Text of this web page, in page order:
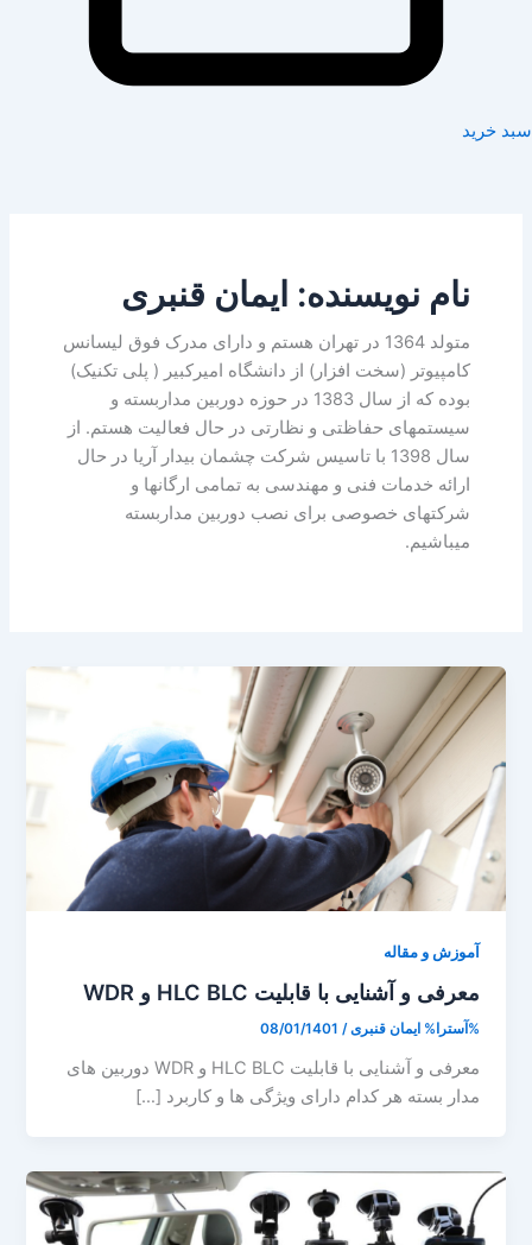
سبد خرید
نام نویسنده: ایمان قنبری
متولد 1364 در تهران هستم و دارای مدرک فوق لیسانس
کامپیوتر (سخت افزار) از دانشگاه امیرکبیر ( پلی تکنیک)
بوده که از سال 1383 در حوزه دوربین مداربسته و
سیستمهای حفاظتی و نظارتی در حال فعالیت هستم. از
سال 1398 با تاسیس شرکت چشمان بیدار آریا در حال
ارائه خدمات فنی و مهندسی به تمامی ارگانها و
شرکتهای خصوصی برای نصب دوربین مداربسته
میباشیم.
آموزش و مقاله
معرفی و آشنایی با قابلیت HLC BLC و WDR
%آسترا% ایمان قنبری/
08/01/1401
معرفی و آشنایی با قابلیت HLC BLC و WDR دوربین های
مدار بسته هر کدام دارای ویژگی ها و کاربرد […]